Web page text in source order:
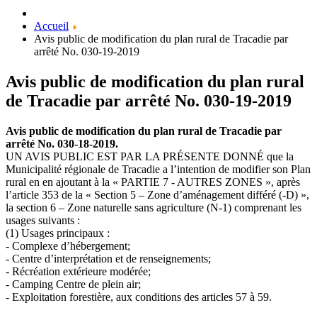
Accueil
Avis public de modification du plan rural de Tracadie par
arrêté No. 030-19-2019
Avis public de modification du plan rural
de Tracadie par arrêté No. 030-19-2019
Avis public de modification du plan rural de Tracadie par
arrêté No. 030-18-2019.
UN AVIS PUBLIC EST PAR LA PRÉSENTE DONNÉ que la
Municipalité régionale de Tracadie a l’intention de modifier son Plan
rural en en ajoutant à la « PARTIE 7 - AUTRES ZONES », après
l’article 353 de la « Section 5 – Zone d’aménagement différé (-D) »,
la section 6 – Zone naturelle sans agriculture (N-1) comprenant les
usages suivants :
(1) Usages principaux :
- Complexe d’hébergement;
- Centre d’interprétation et de renseignements;
- Récréation extérieure modérée;
- Camping Centre de plein air;
- Exploitation forestière, aux conditions des articles 57 à 59.